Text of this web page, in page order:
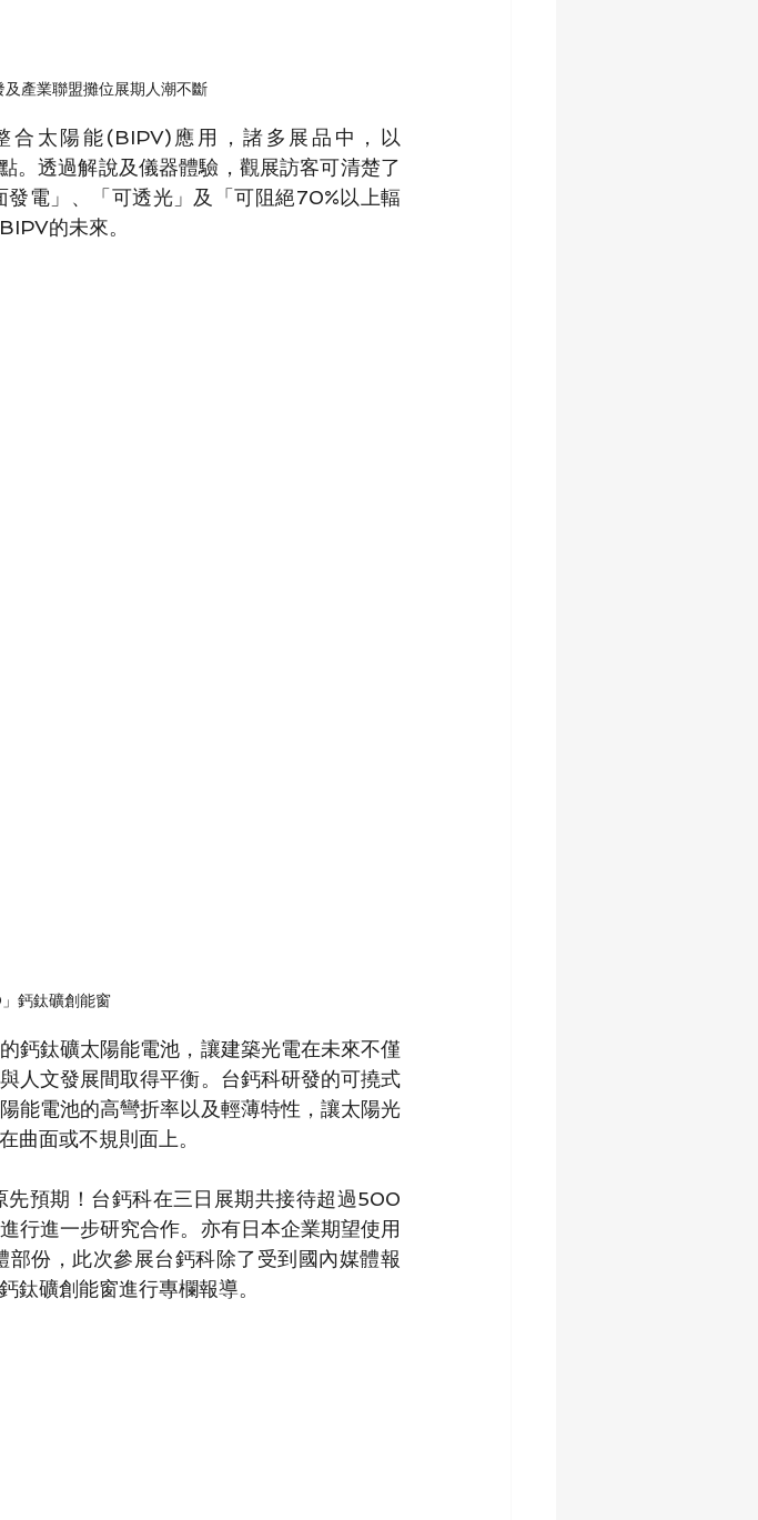
產業聯盟攤位展期人潮不斷
合太陽能(BIPV)應用，諸多展品中，以
。透過解說及儀器體驗，觀展訪客可清楚了
電」、「可透光」及「可阻絕70%以上輻
的未來。
鈣鈦礦創能窗
鈣鈦礦太陽能電池，讓建築光電在未來不僅
人文發展間取得平衡。台鈣科研發的可撓式
能電池的高彎折率以及輕薄特性，讓太陽光
曲面或不規則面上。
先預期！台鈣科在三日展期共接待超過500
行進一步研究合作。亦有日本企業期望使用
份，此次參展台鈣科除了受到國內媒體報
鈦礦創能窗進行專欄報導。